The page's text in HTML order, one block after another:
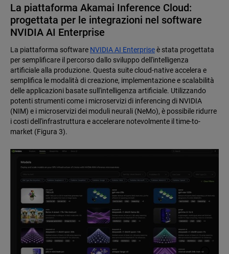
La piattaforma Akamai Inference Cloud:
progettata per le integrazioni nel software
NVIDIA AI Enterprise
La piattaforma software NVIDIA AI Enterpriseè stata progettata
per semplificare il percorso dallo sviluppo dell'intelligenza
artificiale alla produzione. Questa suite cloud-native accelera e
semplifica le modalità di creazione, implementazione e scalabilità
delle applicazioni basate sull'intelligenza artificiale. Utilizzando
potenti strumenti come i microservizi di inferencing di NVIDIA
(NIM) e i microservizi dei moduli neurali (NeMo), è possibile ridurre
i costi dell'infrastruttura e accelerare notevolmente il time-to-
market (Figura 3).